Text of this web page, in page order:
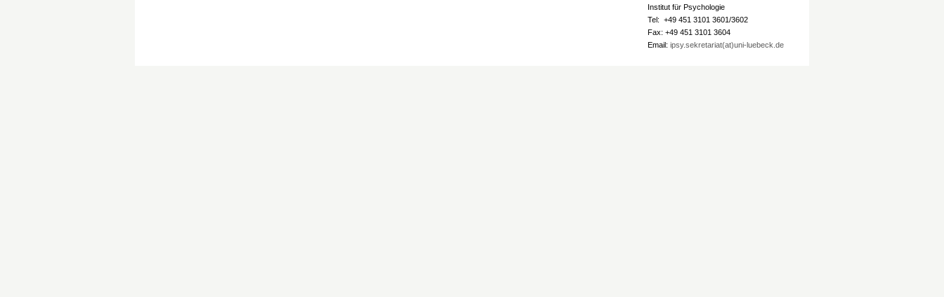
Institut für Psychologie
Tel: +49 451 3101 3601/3602
Fax: +49 451 3101 3604
Email: ipsy.sekretariat(at)uni-luebeck.de